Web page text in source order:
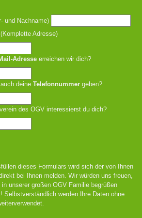
und Nachname)
(Komplette Adresse)
Adresse erreichen wir dich?
deine Telefonnummer geben?
des OGV interessierst du dich?
dieses Formulars wird sich der von Ihnen
bei Ihnen melden. Wir würden uns freuen,
unserer großen OGV Familie begrüßen
Selbstverständlich werden Ihre Daten ohne